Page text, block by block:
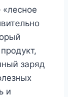
заряд
и